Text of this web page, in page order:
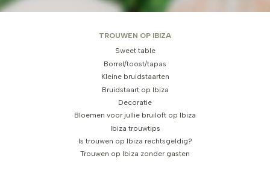
TROUWEN OP IBIZA
Sweet table
Borrel/toost/tapas
Kleine bruidstaarten
Bruidstaart op Ibiza
Decoratie
Bloemen voor jullie bruiloft op Ibiza
Ibiza trouwtips
Is trouwen op Ibiza rechtsgeldig?
Trouwen op Ibiza zonder gasten